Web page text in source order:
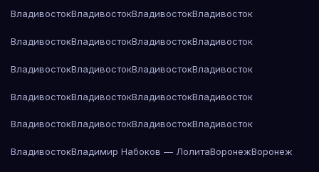
ВладивостокВладивостокВладивостокВладивосток
ВладивостокВладивостокВладивостокВладивосток
ВладивостокВладивостокВладивостокВладивосток
ВладивостокВладивостокВладивостокВладивосток
ВладивостокВладивостокВладивостокВладивосток
ВладивостокВладимир Набоков — ЛолитаВоронежВоронеж